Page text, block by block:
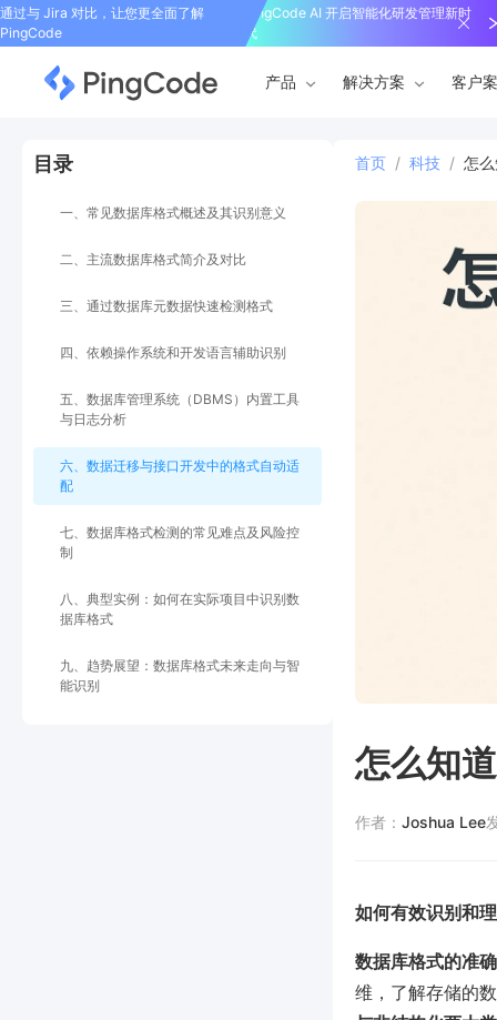
通过与 Jira 对比，让您更全面了解
PingCode
PingCode AI 开启智能化研发管理新时
代
产品 解决方案 客户
目录
一、常见数据库格式概述及其识别意义
二、主流数据库格式简介及对比
三、通过数据库元数据快速检测格式
四、依赖操作系统和开发语言辅助识别
五、数据库管理系统（DBMS）内置工具
与日志分析
六、数据迁移与接口开发中的格式自动适
配
七、数据库格式检测的常见难点及风险控
制
八、典型实例：如何在实际项目中识别数
据库格式
九、趋势展望：数据库格式未来走向与智
能识别
首页 / 科技 / 怎
怎么知
作者： Joshua Lee
如何有效识别和
数据库格式的准
维，了解存储的